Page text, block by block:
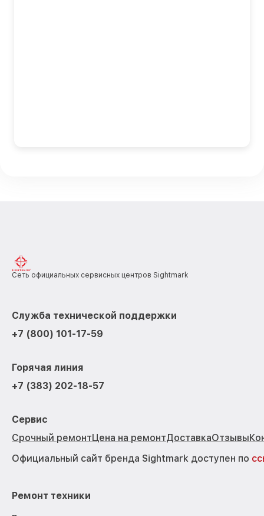
Сеть официальных сервисных центров Sightmark
Служба технической поддержки
+7 (800) 101-17-59
Горячая линия
+7 (383) 202-18-57
Сервис
Срочный ремонтЦена на ремонтДоставкаОтзывы
Официальный сайт бренда Sightmark доступен по
Ремонт техники